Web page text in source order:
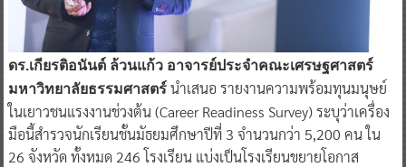
ดร.เกียรติอนันต์ ล้วนแก้ว อาจารย์ประจำคณะเศรษฐศาสตร์
มหาวิทยาลัยธรรมศาสตร์นำเสนอ รายงานความพร้อมทุนมนุษย์
ในเยาวชนแรงงานช่วงต้น (Career Readiness Survey) ระบุว่าเครื่อง
มือนี้สำรวจนักเรียนชั้นมัธยมศึกษาปีที่ 3 จำนวนกว่า 5,200 คน ใน
26 จังหวัด ทั้งหมด 246 โรงเรียน แบ่งเป็นโรงเรียนขยายโอกาส